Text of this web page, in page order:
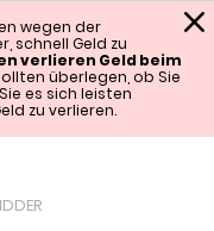
wegen der
schnell Geld zu
verlieren Geld beim
überlegen, ob Sie
es sich leisten
zu verlieren.